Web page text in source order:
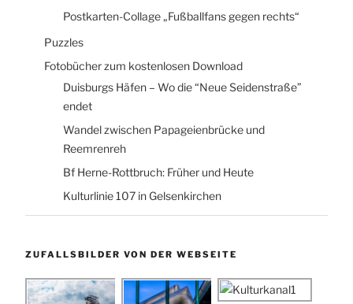
Postkarten-Collage „Fußballfans gegen rechts“
Puzzles
Fotobücher zum kostenlosen Download
Duisburgs Häfen – Wo die “Neue Seidenstraße”
endet
Wandel zwischen Papageienbrücke und
Reemrenreh
Bf Herne-Rottbruch: Früher und Heute
Kulturlinie 107 in Gelsenkirchen
ZUFALLSBILDER VON DER WEBSEITE